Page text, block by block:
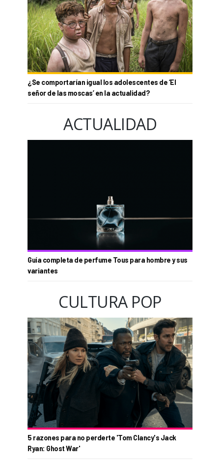
¿Se comportarían igual los adolescentes de ‘El
señor de las moscas’ en la actualidad?
ACTUALIDAD
Guía completa de perfume Tous para hombre y sus
variantes
CULTURA POP
5 razones para no perderte 'Tom Clancy's Jack
Ryan: Ghost War'